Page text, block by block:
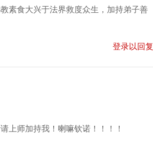
素食大兴于法界救度众生，加持弟子善
登录以回复
上师加持我！喇嘛钦诺！！！！